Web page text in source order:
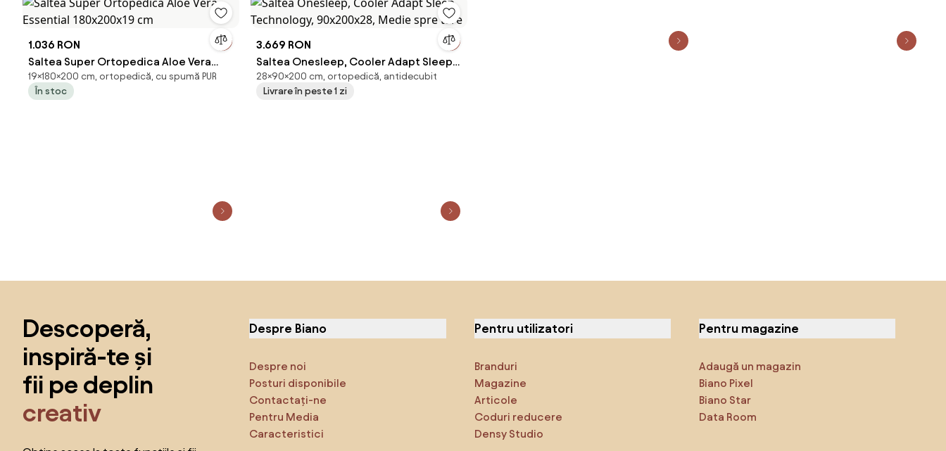
1.036 RON
Saltea Super Ortopedica Aloe Vera
Essential 180x200x19 cm
19×180×200 cm, ortopedică, cu spumă PUR
În stoc
3.669 RON
Saltea Onesleep, Cooler Adapt Sleep
Technology, 90x200x28, Medie spre
tare
28×90×200 cm, ortopedică, antidecubit
Livrare în peste 1 zi
Descoperă,
inspiră-te și
fii pe deplin
creativ
Despre Biano
Despre noi
Posturi disponibile
Contactați-ne
Pentru Media
Caracteristici
Pentru utilizatori
Branduri
Magazine
Articole
Coduri reducere
Densy Studio
Pentru magazine
Adaugă un magazin
Biano Pixel
Biano Star
Data Room